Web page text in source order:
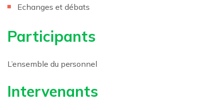
Echanges et débats
Participants
L’ensemble du personnel
Intervenants